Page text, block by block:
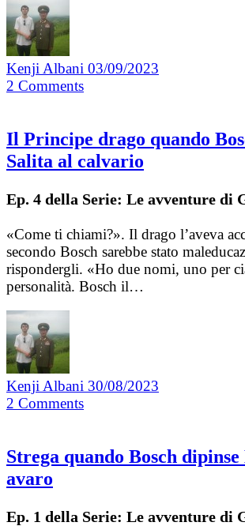
Kenji Albani 03/09/2023
2 Comments
Il Principe drago quando
Salita al calvario
Ep. 4 della Serie: Le avventure di
«Come ti chiami?». Il drago l’aveva
secondo Bosch sarebbe stato
rispondergli. «Ho due nomi, uno per
personalità. Bosch il…
Kenji Albani 30/08/2023
2 Comments
Strega quando Bosch
avaro
Ep. 1 della Serie: Le avventure di